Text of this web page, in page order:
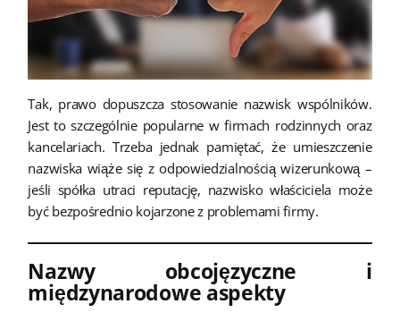
Tak, prawo dopuszcza stosowanie nazwisk wspólników.
Jest to szczególnie popularne w firmach rodzinnych oraz
kancelariach. Trzeba jednak pamiętać, że umieszczenie
nazwiska wiąże się z odpowiedzialnością wizerunkową –
jeśli spółka utraci reputację, nazwisko właściciela może
być bezpośrednio kojarzone z problemami firmy.
Nazwy obcojęzyczne i
międzynarodowe aspekty